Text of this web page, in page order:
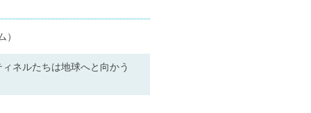
ネルたちは地球へと向かう